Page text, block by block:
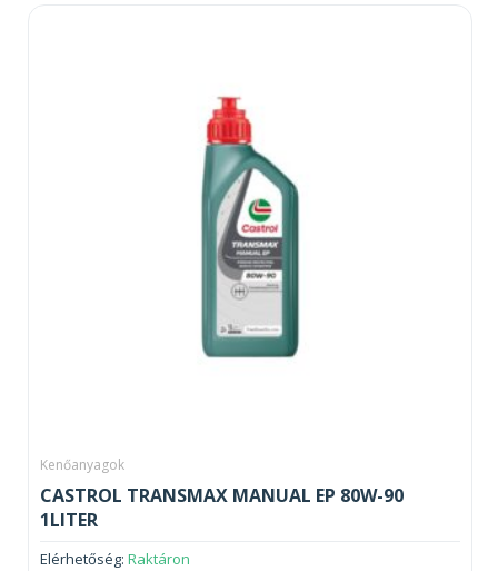
Kenőanyagok
CASTROL TRANSMAX MANUAL EP 80W-90
1LITER
Elérhetőség: Raktáron